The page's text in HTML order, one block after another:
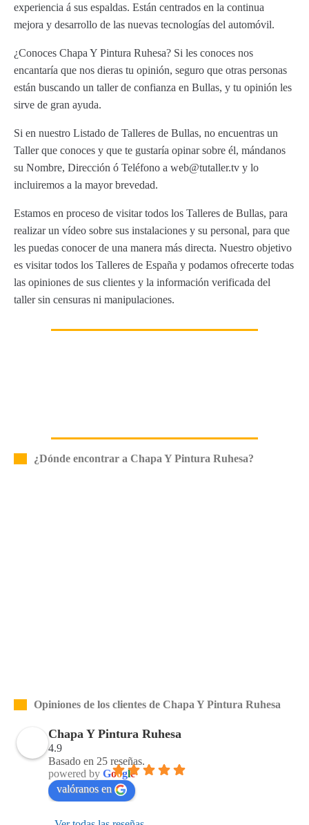
experiencia á sus espaldas. Están centrados en la continua
mejora y desarrollo de las nuevas tecnologías del automóvil.
¿Conoces Chapa Y Pintura Ruhesa? Si les conoces nos
encantaría que nos dieras tu opinión, seguro que otras personas
están buscando un taller de confianza en Bullas, y tu opinión les
sirve de gran ayuda.
Si en nuestro Listado de Talleres de Bullas, no encuentras un
Taller que conoces y que te gustaría opinar sobre él, mándanos
su Nombre, Dirección ó Teléfono a web@tutaller.tv y lo
incluiremos a la mayor brevedad.
Estamos en proceso de visitar todos los Talleres de Bullas, para
realizar un vídeo sobre sus instalaciones y su personal, para que
les puedas conocer de una manera más directa. Nuestro objetivo
es visitar todos los Talleres de España y podamos ofrecerte todas
las opiniones de sus clientes y la información verificada del
taller sin censuras ni manipulaciones.
¿Dónde encontrar a Chapa Y Pintura Ruhesa?
Opiniones de los clientes de Chapa Y Pintura Ruhesa
Chapa Y Pintura Ruhesa
4.9
Basado en 25 reseñas.
powered by Google
valóranos en